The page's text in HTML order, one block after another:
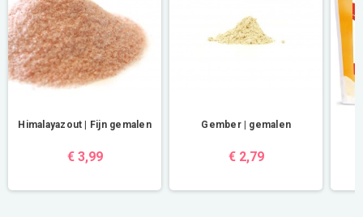
Himalayazout | Fijn gemalen
€ 3,99
Gember | gemalen
€ 2,79